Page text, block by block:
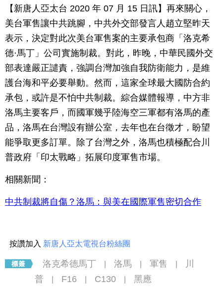
【新唐人亞太台 2020 年 07 月 15 日訊】再來關心，
美台軍售讓中共跳腳，中共外交部發言人趙立堅昨天
表示，決定對此次美台軍售案的主要承包商「洛克希
德·馬丁」公司實施制裁。對此，昨晚，中華民國外交
部表達嚴正譴責，強調台灣加強自我防衛能力，是維
護台海和平必要舉動。然而，這家全球最大國防合約
承包，或許是不怕中共制裁。綜合媒體報導，中方非
洛馬主要客戶，而國軍幾乎陸海空三軍都有洛馬的產
品，洛馬在台灣設有辦公室，去年也在台徵才，盼望
能爭取更多訂單。除了台灣之外，洛馬也積極配合川
普政府「印太戰略」拓展印度軍售市場。
相關新聞：
中共制裁將自傷？洛馬：與美在國際軍售密切合作
按讚加入 新唐人亞太電視台粉絲團
洛克希德馬丁 洛馬 軍售
川
普
F16 C130 黑應